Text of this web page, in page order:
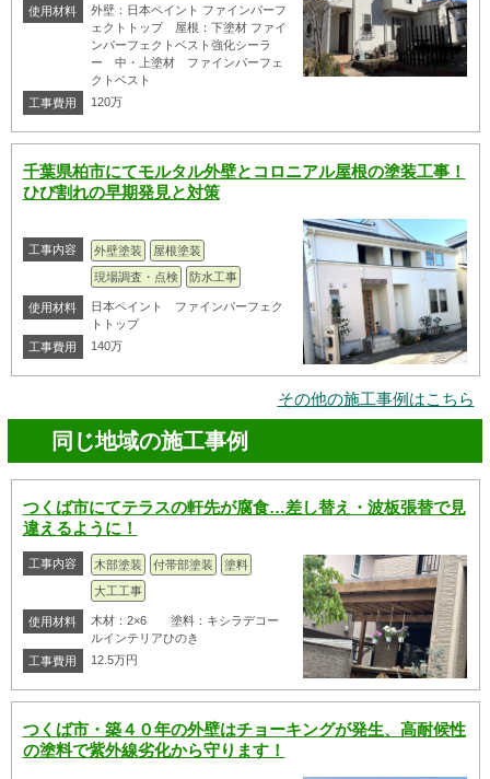
使用材料
外壁：日本ペイント ファインパーフ
ェクトトップ 屋根：下塗材 ファイ
ンパーフェクトベスト強化シーラ
ー 中・上塗材 ファインパーフェ
クトベスト
工事費用
120万
千葉県柏市にてモルタル外壁とコロニアル屋根の塗装工事！
ひび割れの早期発見と対策
工事内容 外壁塗装
屋根塗装
現場調査・点検
防水工事
使用材料
日本ペイント ファインパーフェク
トトップ
工事費用
140万
その他の施工事例はこちら
同じ地域の施工事例
つくば市にてテラスの軒先が腐食…差し替え・波板張替で見
違えるように！
工事内容 木部塗装 付帯部塗装
塗料
大工工事
使用材料
木材：2×6 塗料：キシラデコー
ルインテリアひのき
工事費用
12.5万円
つくば市・築４０年の外壁はチョーキングが発生、高耐候性
の塗料で紫外線劣化から守ります！